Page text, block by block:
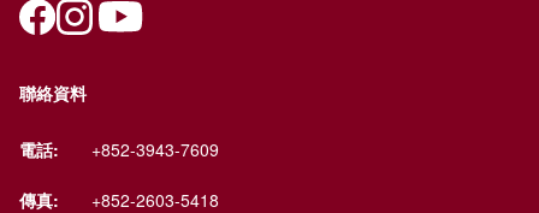
聯絡資料
電話: +852-3943-7609
傳真: +852-2603-5418